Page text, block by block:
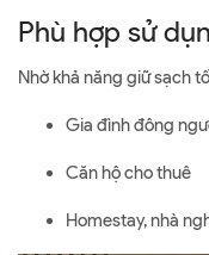
Phù hợp sử
Nhờ khả năng giữ sạch
Gia đình đông
Căn hộ cho thuê
Homestay, nhà